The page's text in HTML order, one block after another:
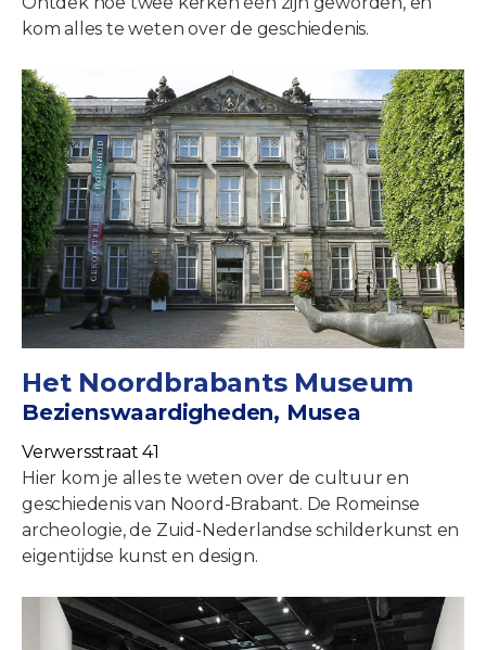
kom alles te weten over de geschiedenis.
Het Noordbrabants Museum
Bezienswaardigheden, Musea
Verwersstraat 41
Hier kom je alles te weten over de cultuur en
geschiedenis van Noord-Brabant. De Romeinse
archeologie, de Zuid-Nederlandse schilderkunst en
eigentijdse kunst en design.